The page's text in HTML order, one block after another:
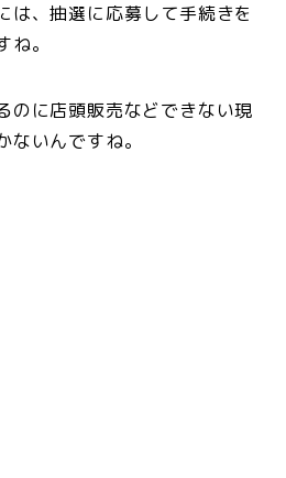
は、抽選に応募して手続きを
。
のに店頭販売などできない現
いんですね。